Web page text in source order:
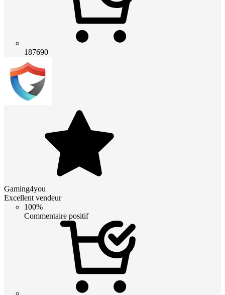
187690
Gaming4you
Excellent vendeur
100%
Commentaire positif